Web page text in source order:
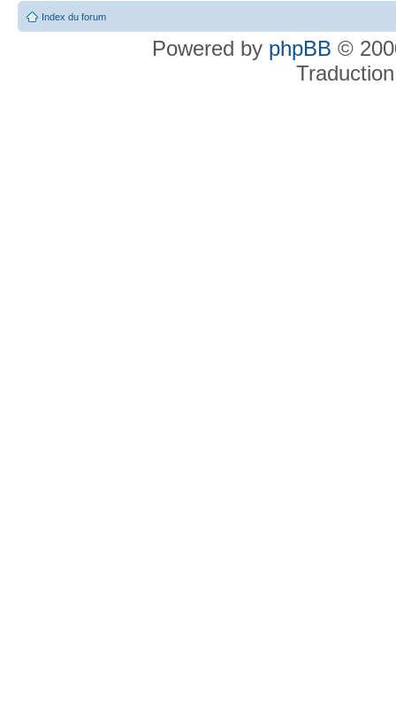
Index du forum
Powered by phpBB ©